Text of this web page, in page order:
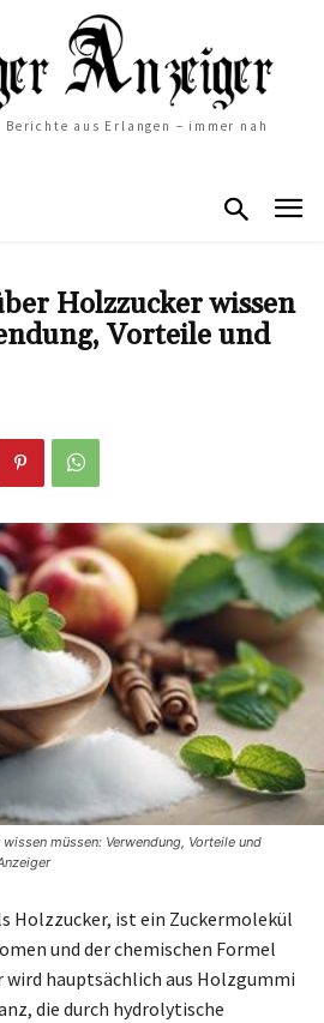
aus Erlangen – immer nah
Holzzucker wissen
Vorteile und
müssen: Verwendung, Vorteile und
Holzzucker, ist ein Zuckermolekül
und der chemischen Formel
wird hauptsächlich aus Holzgummi
die durch hydrolytische